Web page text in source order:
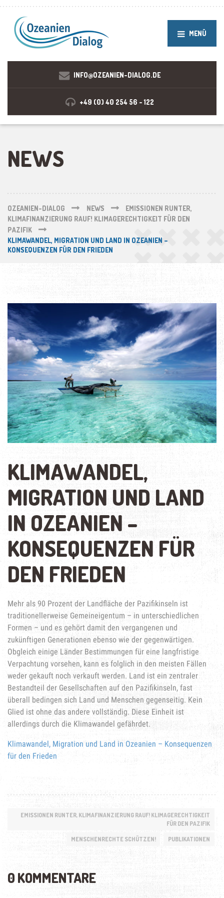
MENÜ
INFO@OZEANIEN-DIALOG.DE
+49 (0) 40 254 56 - 122
NEWS
OZEANIEN-DIALOG NEWS
EMISSIONEN RUNTER,
KLIMAFINANZIERUNG RAUF! KLIMAGERECHTIGKEIT FÜR DEN
PAZIFIK
KLIMAWANDEL, MIGRATION UND LAND IN OZEANIEN –
KONSEQUENZEN FÜR DEN FRIEDEN
KLIMAWANDEL,
MIGRATION UND LAND
IN OZEANIEN –
KONSEQUENZEN FÜR
DEN FRIEDEN
Mehr als 90 Prozent der Landfläche der Pazifikinseln ist
traditionellerweise Gemeineigentum – in unterschiedlichen
Formen – und es gehört damit den vergangenen und
zukünftigen Generationen ebenso wie der gegenwärtigen.
Obgleich einige Länder Bestimmungen für eine langfristige
Verpachtung vorsehen, kann es folglich in den meisten Fällen
weder gekauft noch verkauft werden. Land ist ein zentraler
Bestandteil der Gesellschaften auf den Pazifikinseln, fast
überall bedingen sich Land und Menschen gegenseitig. Kein
Glied ist ohne das andere vollständig. Diese Einheit ist
allerdings durch die Klimawandel gefährdet.
Klimawandel, Migration und Land in Ozeanien – Konsequenzen
für den Frieden
EMISSIONEN RUNTER, KLIMAFINANZIERUNG RAUF! KLIMAGERECHTIGKEIT
FÜR DEN PAZIFIK
MENSCHENRECHTE SCHÜTZEN! PUBLIKATIONEN
0 KOMMENTARE